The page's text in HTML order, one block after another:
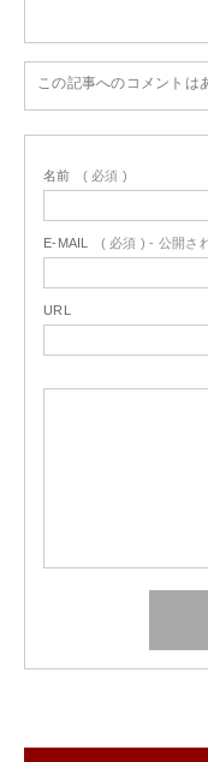
この記事へのコメントは
名前 ( 必須 )
E-MAIL ( 必須 ) - 公開さ
URL